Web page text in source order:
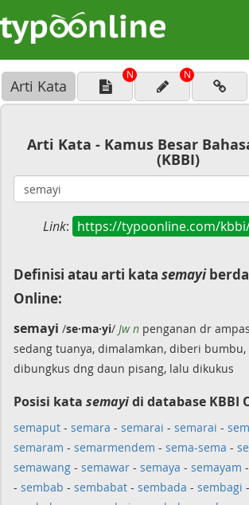
Arti Kata
N N
Arti Kata - Kamus Besar
(KBBI)
Link: https://typoonline.com/
Definisi atau arti kata semayi
Online:
semayi /se·ma·yi/ Jw n penganan dr
sedang tuanya, dimalamkan, diberi
dibungkus dng daun pisang, lalu dikukus
Posisi kata semayidi database KBBI
semaput - semara - semarai - semarai -
semaram - semarmendem - sema-sema -
semawang - semawar - semaya - semayam -
- sembab - sembabat - sembada - sembagi -